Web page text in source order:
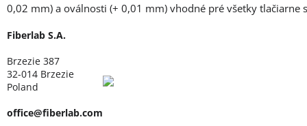
0,02 mm) a oválnosti (+ 0,01 mm) vhodné pré všetky tlačiarne
Fiberlab S.A.
Brzezie 387
32-014 Brzezie
Poland
office@fiberlab.com